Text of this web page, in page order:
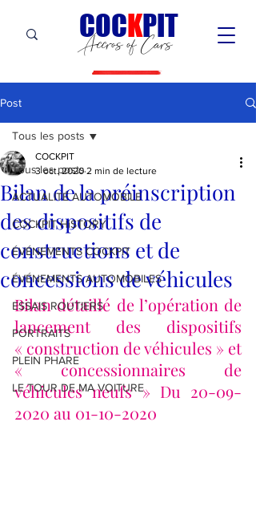
Accros of Cars
COCKPIT
Post
Tous les posts
ACTUALITÉ AUTOMOBILE
COCKPIT HiSTORY
ÉVÉNEMENTS COCKPIT
ÉVÉNEMENTS AUTOMOBILES
ESSAIS ROUTIERS
PORTRAITS
PLEIN PHARE
LE TOUR DE MA VOITURE
Tous les posts
Bilan de la préinscription
des dispositifs de
constructions et de
concessions de véhicules
COCKPIT
3 oct. 2020 2 min de lecture
Bilan détaillé de l’opération de
lancement des dispositifs
« construction de véhicules » et
« concessionnaires de
véhicules neufs » Du 20-09-
2020 au 01-10-2020